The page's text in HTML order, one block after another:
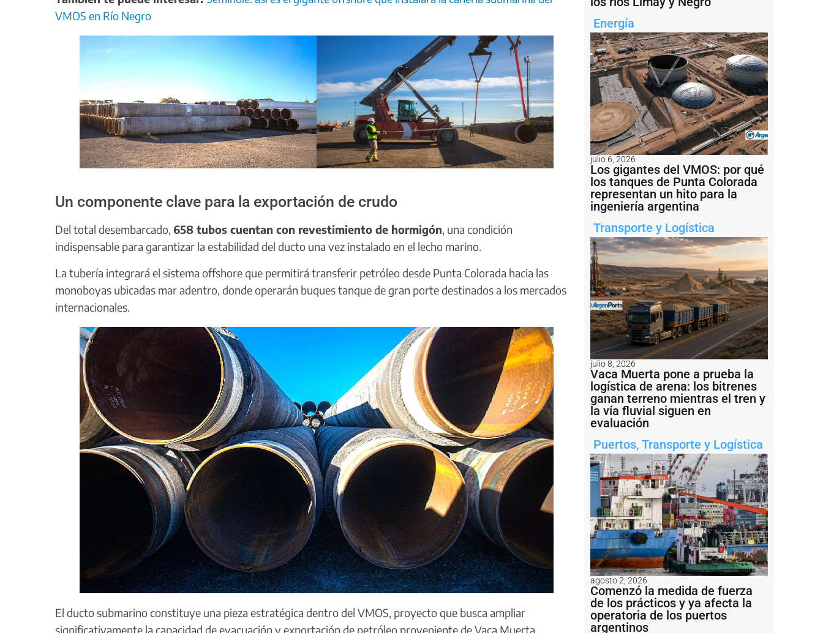
VMOS en Río Negro
Un componente clave para la exportación de crudo
Del total desembarcado, 658 tubos cuentan con revestimiento de hormigón, una condición
indispensable para garantizar la estabilidad del ducto una vez instalado en el lecho marino.
La tubería integrará el sistema offshore que permitirá transferir petróleo desde Punta Colorada hacia las
monoboyas ubicadas mar adentro, donde operarán buques tanque de gran porte destinados a los mercados
internacionales.
El ducto submarino constituye una pieza estratégica dentro del VMOS, proyecto que busca ampliar
significativamente la capacidad de evacuación y exportación de petróleo proveniente de Vaca Muerta.
Energía
julio 6, 2026
Los gigantes del VMOS: por qué
los tanques de Punta Colorada
representan un hito para la
ingeniería argentina
Transporte y Logística
julio 8, 2026
Vaca Muerta pone a prueba la
logística de arena: los bitrenes
ganan terreno mientras el tren y
la vía fluvial siguen en
evaluación
Puertos, Transporte y Logística
agosto 2, 2026
Comenzó la medida de fuerza
de los prácticos y ya afecta la
operatoria de los puertos
argentinos